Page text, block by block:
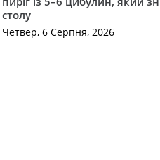
столу
Четвер, 6 Серпня, 2026